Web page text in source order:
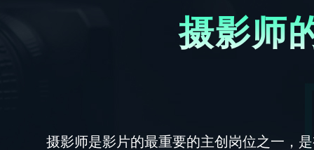
摄影师
摄影师是影片的最重要的主创岗位之一，